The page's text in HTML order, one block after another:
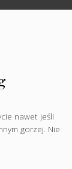
nawet jeśli
gorzej. Nie